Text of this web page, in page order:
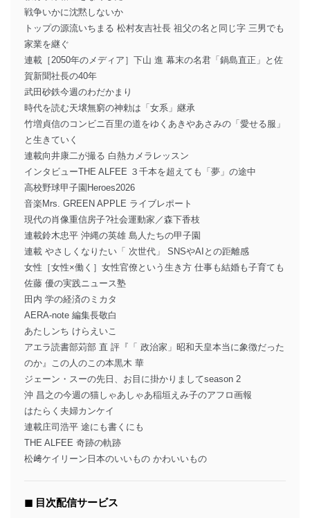
戦争いかに沈黙しないか
トップの源流いちまる 松村友吉社長 祖父の名と同じ字 三男でも
家業を継ぐ
連載［2050年のメディア］下山 進 幕末の名君「鍋島直正」と佐
賀新聞社長の40年
武田砂鉄今週のわだかまり
時代を読む天壌無窮の神勅は「女系」継承
竹増貞信のコンビニ百里の道をゆくあきやあさみの「愛せる服」
と生きていく
連載向井康二が撮る 白熱カメラレッスン
インタビューTHE ALFEE ３千本を超えても「夢」の途中
高校野球甲子園Heroes2026
音楽Mrs. GREEN APPLE ライブレポート
現代の肖像重信房子?社会運動家／森下香枝
連載鈴木忠平 沖縄の英雄 島人たちの甲子園
連載 やさしくなりたい「 次世代」 SNSやAIとの距離感
女性［女性×働く］女性官僚という生き方 仕事も結婚も子育ても
佐藤 優の実践ニュース塾
田内 学の経済のミカタ
AERA-note 編集長敬白
あたしンち けらえいこ
アエラ読書部苅部 直 評『「 政治家」昭和天皇本当に象徴だった
のか』この人のこの本黒木 華
ジェーン・スーの先日、お目に掛かりましてseason 2
沖 昌之の今週の猫しゃあしゃあ稲垣えみ子のアフロ画報
はたらく夫婦カンケイ
連載庄司浩平 途にも書くにも
THE ALFEE 奇跡の軌跡
松﨑ケイリーン日本のいいもの かわいいもの
◼︎ 目次配信サービス